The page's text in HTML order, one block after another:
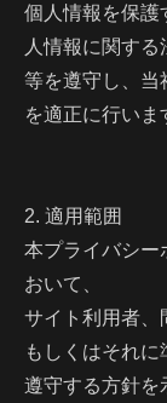
個人情報を保護
人情報に関す
等を遵守し、当
を適正に行いま
2. 適用範囲
本プライバシー
おいて、
サイト利用者、
もしくはそれ
遵守する方針を